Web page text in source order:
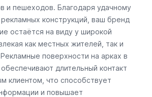
и пешеходов. Благодаря удачному
конструкций, ваш бренд
остаётся на виду у широкой
как местных жителей, так и
поверхности на арках в
длительный контакт
клиентом, что способствует
и повышает